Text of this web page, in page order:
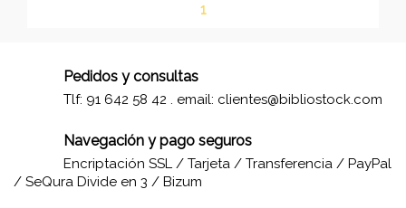
1
Pedidos y consultas
Tlf: 91 642 58 42 . email: clientes@bibliostock.com
Navegación y pago seguros
Encriptación SSL / Tarjeta / Transferencia / PayPal
/ SeQura Divide en 3 / Bizum